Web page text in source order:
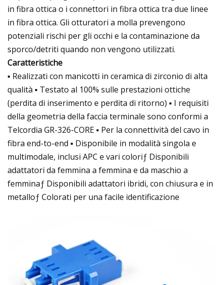
in ​​fibra ottica o i connettori in fibra ottica tra due linee
in fibra ottica. Gli otturatori a molla prevengono
potenziali rischi per gli occhi e la contaminazione da
sporco/detriti quando non vengono utilizzati.
Caratteristiche
▪ Realizzati con manicotti in ceramica di zirconio di alta
qualità ▪ Testato al 100% sulle prestazioni ottiche
(perdita di inserimento e perdita di ritorno) ▪ I requisiti
della geometria della faccia terminale sono conformi a
Telcordia GR-326-CORE ▪ Per la connettività del cavo in
fibra end-to-end ▪ Disponibile in modalità singola e
multimodale, inclusi APC e vari coloriƒ Disponibili
adattatori da femmina a femmina e da maschio a
femminaƒ Disponibili adattatori ibridi, con chiusura e in
metalloƒ Colorati per una facile identificazione